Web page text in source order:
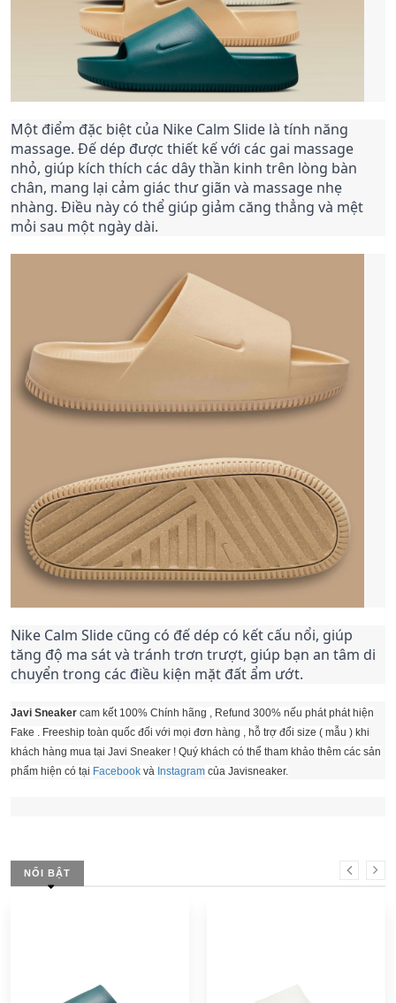
Một điểm đặc biệt của Nike Calm Slide là tính năng
massage. Đế dép được thiết kế với các gai massage
nhỏ, giúp kích thích các dây thần kinh trên lòng bàn
chân, mang lại cảm giác thư giãn và massage nhẹ
nhàng. Điều này có thể giúp giảm căng thẳng và mệt
mỏi sau một ngày dài.
Nike Calm Slide cũng có đế dép có kết cấu nổi, giúp
tăng độ ma sát và tránh trơn trượt, giúp bạn an tâm di
chuyển trong các điều kiện mặt đất ẩm ướt.
Javi Sneaker cam kết 100% Chính hãng , Refund 300% nếu phát phát hiện
Fake . Freeship toàn quốc đối với mọi đơn hàng , hỗ trợ đổi size ( mẫu ) khi
khách hàng mua tại Javi Sneaker ! Quý khách có thể tham khảo thêm các sản
phẩm hiện có tại Facebook và Instagram của Javisneaker.
NỔI BẬT